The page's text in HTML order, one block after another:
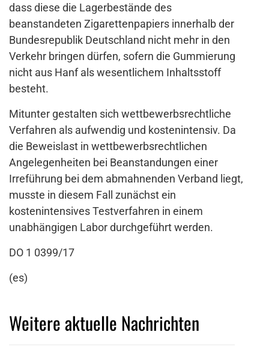
dass diese die Lagerbestände des
beanstandeten Zigarettenpapiers innerhalb der
Bundesrepublik Deutschland nicht mehr in den
Verkehr bringen dürfen, sofern die Gummierung
nicht aus Hanf als wesentlichem Inhaltsstoff
besteht.
Mitunter gestalten sich wettbewerbsrechtliche
Verfahren als aufwendig und kostenintensiv. Da
die Beweislast in wettbewerbsrechtlichen
Angelegenheiten bei Beanstandungen einer
Irreführung bei dem abmahnenden Verband liegt,
musste in diesem Fall zunächst ein
kostenintensives Testverfahren in einem
unabhängigen Labor durchgeführt werden.
DO 1 0399/17
(es)
Weitere aktuelle Nachrichten